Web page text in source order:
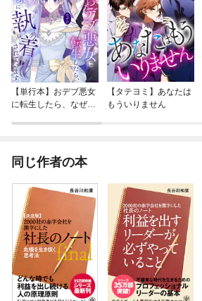
【単行本】おデブ悪女
に転生したら、なぜか
【タテヨミ】あなたは
もういりません
同じ作者の本